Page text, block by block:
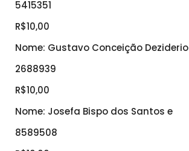
5415351
R$10,00
Nome: Gustavo Conceição Deziderio
2688939
R$10,00
Nome: Josefa Bispo dos Santos e
8589508